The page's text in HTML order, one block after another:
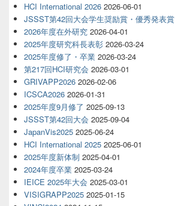
HCI International 2026 2026-06-01
JSSST第42回大会学生奨励賞・優秀発表賞
2026年度在外研究 2026-04-01
2025年度研究科長表彰 2026-03-24
2025年度修了・卒業 2026-03-24
第217回HCI研究会 2026-03-01
GRIVAPP2026 2026-02-06
ICSCA2026 2026-01-31
2025年度9月修了 2025-09-13
JSSST第42回大会 2025-09-04
JapanVis2025 2025-06-24
HCI International 2025 2025-06-01
2025年度新体制 2025-04-01
2024年度卒業 2025-03-24
IEICE 2025年大会 2025-03-01
VISIGRAPP2025 2025-01-15